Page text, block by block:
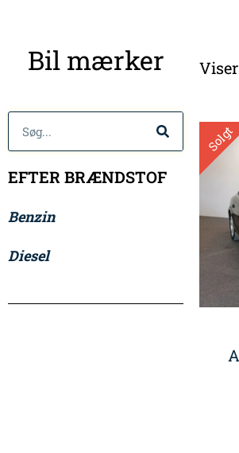
Bil mærker
Søg
EFTER BRÆNDSTOF
Benzin
Diesel
Solgt